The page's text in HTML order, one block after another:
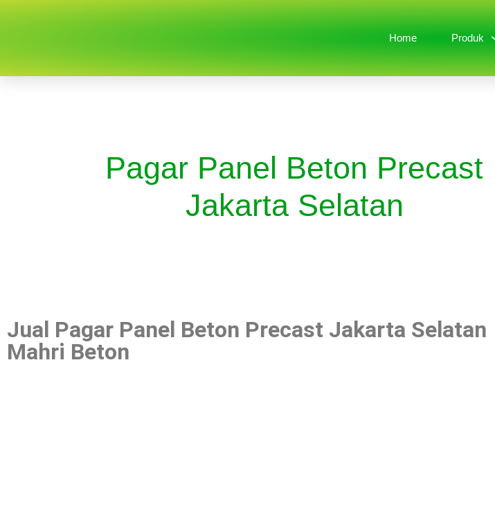
Home Produk
Pagar Panel Beton Precast
Jakarta Selatan
Jual Pagar Panel Beton Precast Jakarta Selatan
Mahri Beton